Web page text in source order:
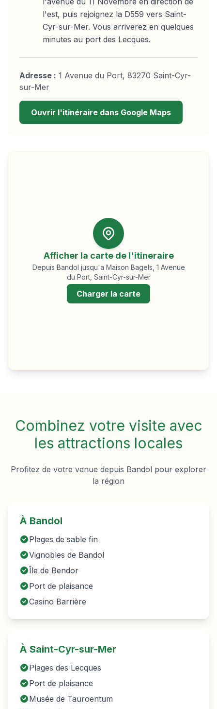
l'est, puis rejoignez la D559 vers Saint-
Cyr-sur-Mer. Vous arriverez en quelques
minutes au port des Lecques.
Adresse : 1 Avenue du Port, 83270 Saint-Cyr-
sur-Mer
Ouvrir l'itinéraire dans Google Maps
Afficher la carte de l'itineraire
Depuis Bandol jusqu'a Maison Bagels, 1 Avenue
du Port, Saint-Cyr-sur-Mer
Charger la carte
Combinez votre visite avec
les attractions locales
Profitez de votre venue depuis Bandol pour explorer
la région
À Bandol
Plages de sable fin
Vignobles de Bandol
Île de Bendor
Port de plaisance
Casino Barrière
À Saint-Cyr-sur-Mer
Plages des Lecques
Port de plaisance
Musée de Tauroentum